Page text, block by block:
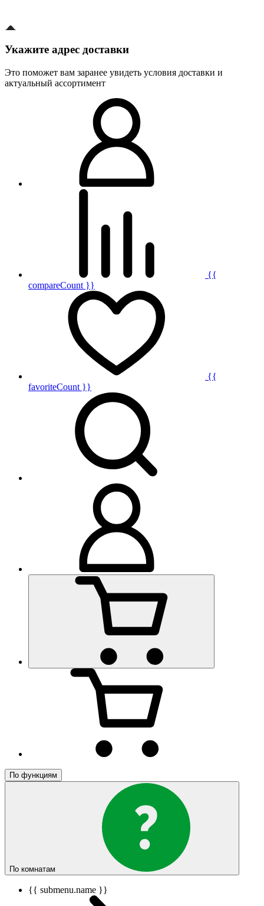
Укажите адрес доставки
Это поможет вам заранее увидеть условия доставки и
актуальный ассортимент
{{
compareCount }}
{{
favoriteCount }}
По функциям
По комнатам
{{ submenu.name }}